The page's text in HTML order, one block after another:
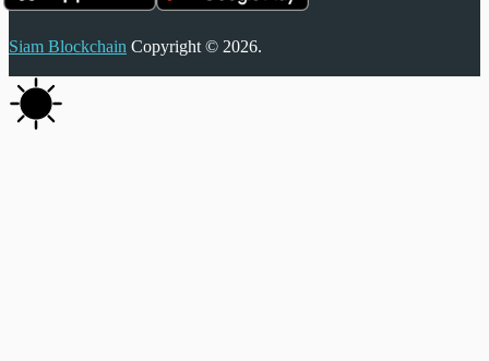
Siam Blockchain Copyright © 2026.